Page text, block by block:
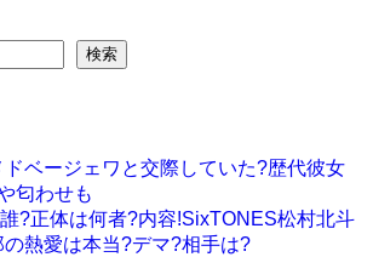
検索
ベージェワと交際していた?歴代彼女
匂わせも
?正体は何者?内容!SixTONES松村北斗
の熱愛は本当?デマ?相手は?